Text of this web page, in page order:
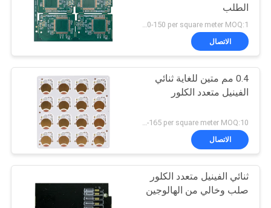
اتصل
أخبار
اطلب
اقتباس
خريطة
الطلب
الاتصال
0.4 مم متين للغاية ثنائي
الفينيل متعدد الكلور
US 150-165 per square meter MOQ:10 متر مربع
الاتصال
ثنائي الفينيل متعدد الكلور
صلب وخالي من الهالوجين